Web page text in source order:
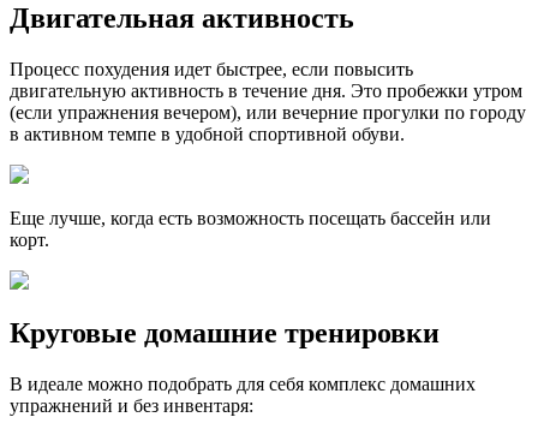
Двигательная активность
Процесс похудения идет быстрее, если повысить
двигательную активность в течение дня. Это пробежки утром
(если упражнения вечером), или вечерние прогулки по городу
в активном темпе в удобной спортивной обуви.
Еще лучше, когда есть возможность посещать бассейн или
корт.
Круговые домашние тренировки
В идеале можно подобрать для себя комплекс домашних
упражнений и без инвентаря: